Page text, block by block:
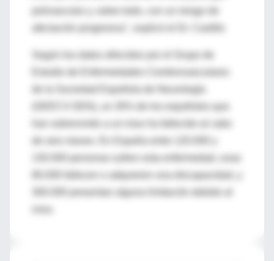
polivascular y, sobre todo, con un riesgo de
afectación progresiva", explicó el Dr. Castillo
Según los datos ofrecidos por el Grupo de
de la Sociedad Española de Neurología
(GEECV-SEN), un 26% de los españoles que
de seis meses. En España entre 120.000 y
80.000 fallecen o adquieren una discapacidad, y
300.000 presentan alguna limitación debido al